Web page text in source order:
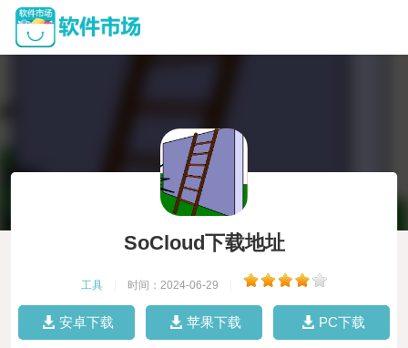
SoCloud下载地址
工具 时间：2024-06-29
安卓下载 苹果下载 PC下载